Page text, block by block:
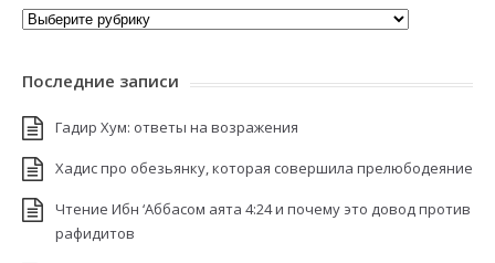
Рубрики
Последние записи
Гадир Хум: ответы на возражения
Хадис про обезьянку, которая совершила прелюбодеяние
Чтение Ибн ‘Аббасом аята 4:24 и почему это довод против
рафидитов